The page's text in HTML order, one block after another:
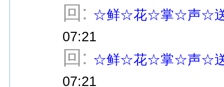
回: ☆鲜☆花☆掌☆声☆送
07:21
回: ☆鲜☆花☆掌☆声☆送
07:21